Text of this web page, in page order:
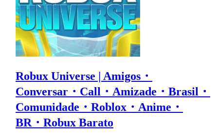
Robux Universe | Amigos・
Conversar・Call・Amizade・Brasil・
Comunidade・Roblox・Anime・
BR・Robux Barato